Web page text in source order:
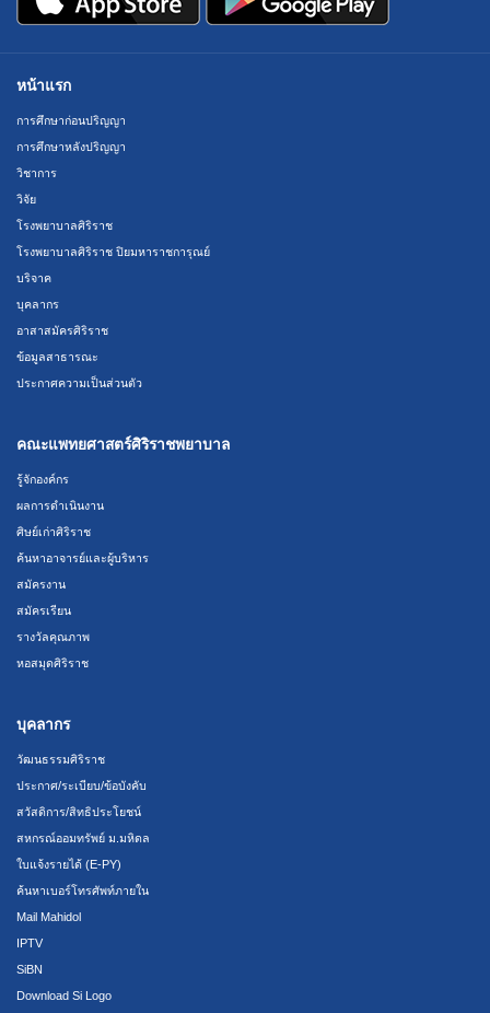
หน้าแรก
การศึกษาก่อนปริญญา
การศึกษาหลังปริญญา
วิชาการ
วิจัย
โรงพยาบาลศิริราช
โรงพยาบาลศิริราช ปิยมหาราชการุณย์
บริจาค
บุคลากร
อาสาสมัครศิริราช
ข้อมูลสาธารณะ
ประกาศความเป็นส่วนตัว
คณะแพทยศาสตร์ศิริราชพยาบาล
รู้จักองค์กร
ผลการดำเนินงาน
ศิษย์เก่าศิริราช
ค้นหาอาจารย์และผู้บริหาร
สมัครงาน
สมัครเรียน
รางวัลคุณภาพ
หอสมุดศิริราช
บุคลากร
วัฒนธรรมศิริราช
ประกาศ/ระเบียบ/ข้อบังคับ
สวัสดิการ/สิทธิประโยชน์
สหกรณ์ออมทรัพย์ ม.มหิดล
ใบแจ้งรายได้ (E-PY)
ค้นหาเบอร์โทรศัพท์ภายใน
Mail Mahidol
IPTV
SiBN
Download Si Logo